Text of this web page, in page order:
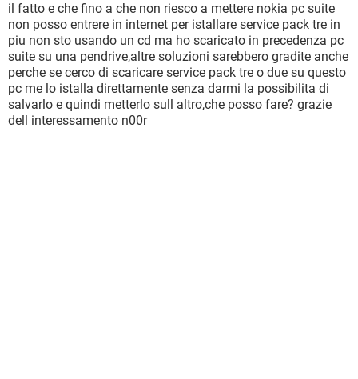
il fatto e che fino a che non riesco a mettere nokia pc suite
non posso entrere in internet per istallare service pack tre in
piu non sto usando un cd ma ho scaricato in precedenza pc
suite su una pendrive,altre soluzioni sarebbero gradite anche
perche se cerco di scaricare service pack tre o due su questo
pc me lo istalla direttamente senza darmi la possibilita di
salvarlo e quindi metterlo sull altro,che posso fare? grazie
dell interessamento n00r